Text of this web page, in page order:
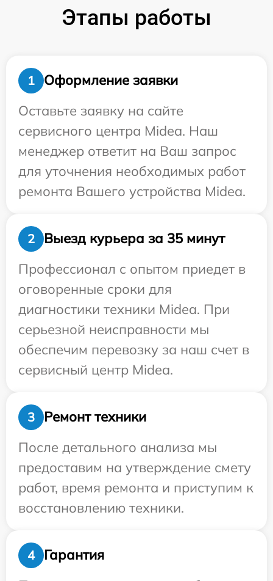
Этапы работы
1
Оформление заявки
Оставьте заявку на сайте
сервисного центра Midea. Наш
менеджер ответит на Ваш запрос
для уточнения необходимых работ
ремонта Вашего устройства Midea.
2
Выезд курьера за 35 минут
Профессионал с опытом приедет в
оговоренные сроки для
диагностики техники Midea. При
серьезной неисправности мы
обеспечим перевозку за наш счет в
сервисный центр Midea.
3
Ремонт техники
После детального анализа мы
предоставим на утверждение смету
работ, время ремонта и приступим к
восстановлению техники.
4
Гарантия